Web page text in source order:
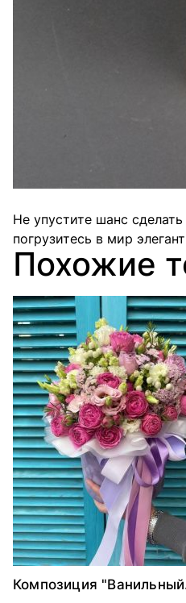
Добро пожаловать в
Композицию в шляпной
Этот удивительный
Вайт Охара, каждый
Почему именно в нашем
протяжении
Не упустите шанс
погрузитесь в мир
Похожие
Композиция "Ванильный